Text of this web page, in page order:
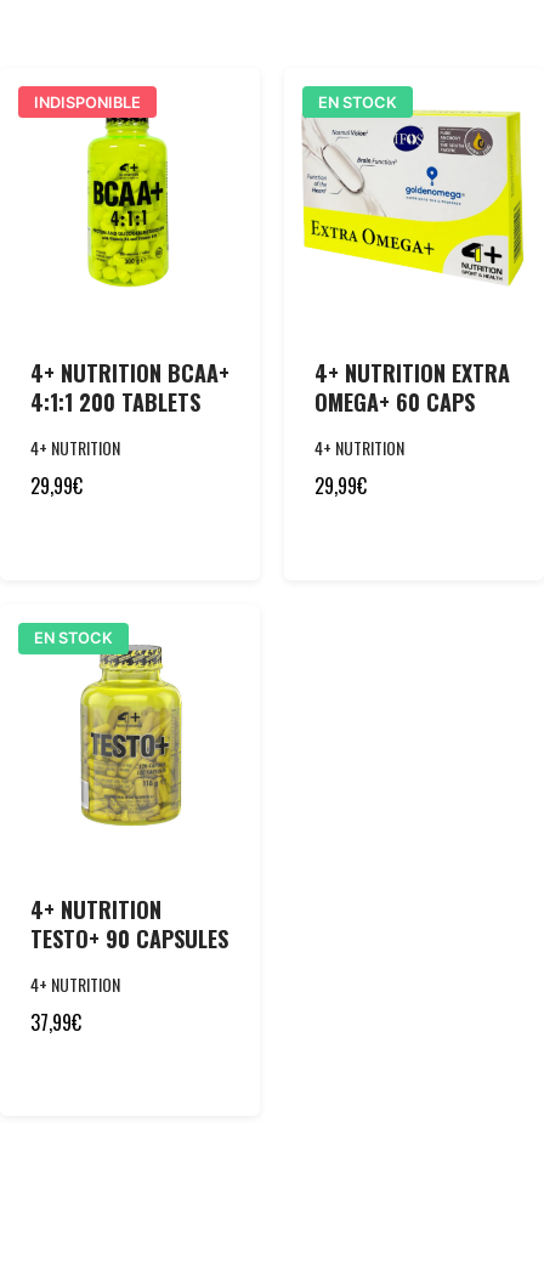
INDISPONIBLE
4+ NUTRITION BCAA+
4:1:1 200 TABLETS
4+ NUTRITION
29,99€
EN STOCK
4+ NUTRITION EXTRA
OMEGA+ 60 CAPS
4+ NUTRITION
29,99€
EN STOCK
4+ NUTRITION
TESTO+ 90 CAPSULES
4+ NUTRITION
37,99€